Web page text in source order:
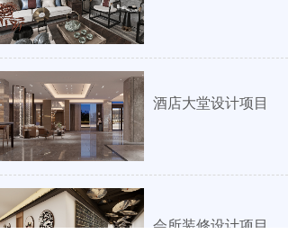
酒店大堂设计项目
会所装修设计项目